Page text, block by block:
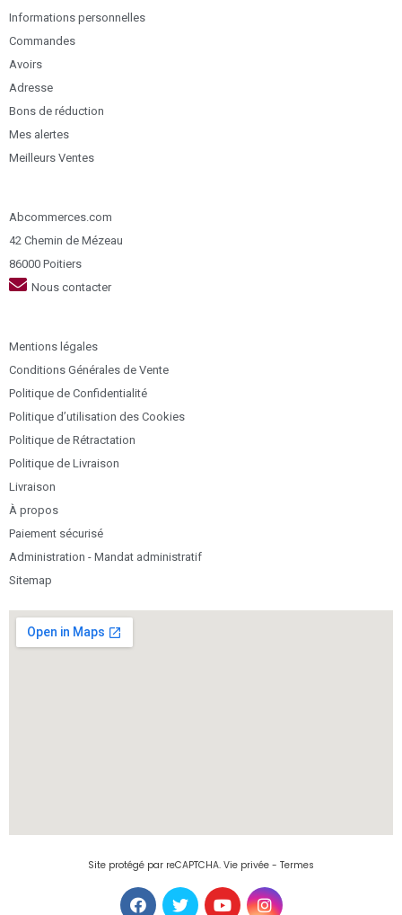
Informations personnelles
Commandes
Avoirs
Adresse
Bons de réduction
Mes alertes
Meilleurs Ventes
Abcommerces.com
42 Chemin de Mézeau
86000 Poitiers
Nous contacter
Mentions légales
Conditions Générales de Vente
Politique de Confidentialité
Politique d’utilisation des Cookies
Politique de Rétractation
Politique de Livraison
Livraison
À propos
Paiement sécurisé
Administration - Mandat administratif
Sitemap
Site protégé par reCAPTCHA. Vie privée - Termes